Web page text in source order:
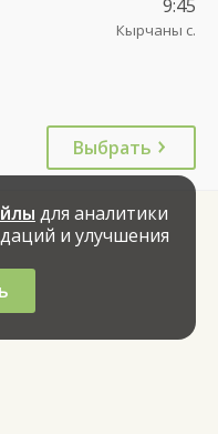
9:45
Кырчаны с.
Выбрать
для аналитики
и улучшения